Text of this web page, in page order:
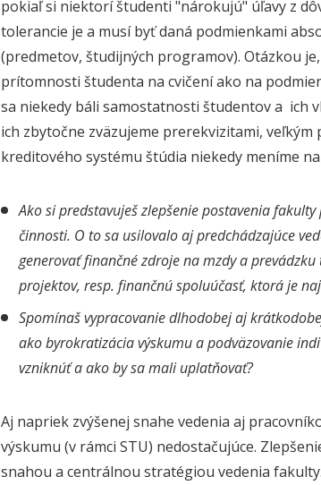
pokiaľ si niektorí študenti "nárokujú" úľavy z
tolerancie je a musí byť daná podmienkami
(predmetov, študijných programov). Otázkou
prítomnosti študenta na cvičení ako na
sa niekedy báli samostatnosti študentov a ich
ich zbytočne zväzujeme prerekvizitami,
kreditového systému štúdia niekedy meníme
Ako si predstavuješ zlepšenie postavenia
činnosti. O to sa usilovalo aj predchádzajúce
generovať finančné zdroje na mzdy a
projektov, resp. finančnú spoluúčasť, ktorá je
Spomínaš vypracovanie dlhodobej aj
ako byrokratizácia výskumu a podväzovanie
vzniknúť a ako by sa mali uplatňovať?
Aj napriek zvýšenej snahe vedenia aj
výskumu (v rámci STU) nedostačujúce.
snahou a centrálnou stratégiou vedenia